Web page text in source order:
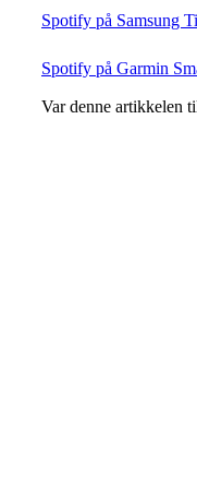
Spotify på Samsung
Spotify på Garmin
Var denne artikkelen